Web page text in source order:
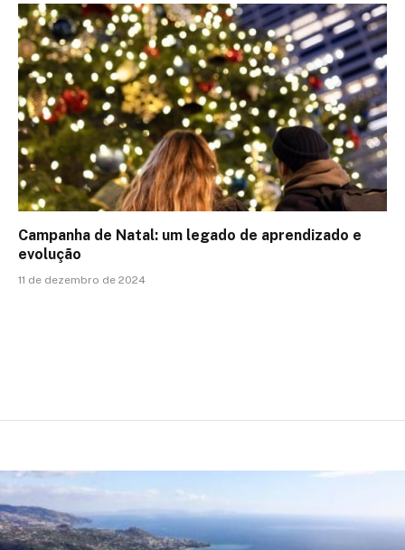
Campanha de Natal: um legado de aprendizado e
evolução
11 de dezembro de 2024